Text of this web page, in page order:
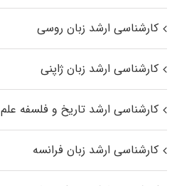
کارشناسی ارشد زبان روسی
کارشناسی ارشد زبان ژاپنی
کارشناسی ارشد تاریخ و فلسفه علم
کارشناسی ارشد زبان فرانسه